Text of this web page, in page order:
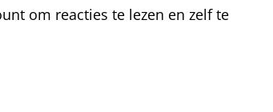
om reacties te lezen en zelf te